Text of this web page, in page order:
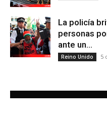
La policía
personas
ante un...
Reino Unido 5